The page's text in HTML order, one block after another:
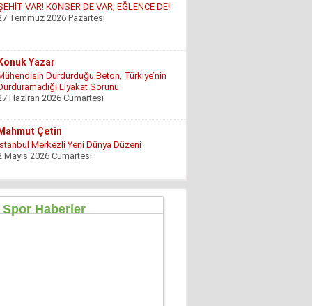
Durdurduğu Beton, Türkiye’nin
Liyakat Sorunu
Çetin
Merkezli Yeni Dünya Düzeni
Mayıs 2026 Cumartesi
Turan
Görünmeyen Hayır Kapısı
Şubat 2026 Pazar
TIKIZ
Merkezinde Tepinmeyi Bırakın Artık